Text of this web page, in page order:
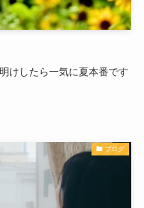
けしたら一気に夏本番です
ブログ